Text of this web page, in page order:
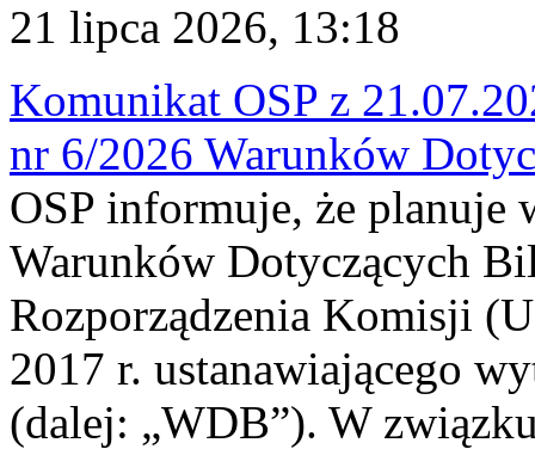
21 lipca 2026, 13:18
Komunikat OSP z
nr 6/2026 Warunków
OSP informuje, że planuje
Warunków Dotyczących
Rozporządzenia Komisji
2017 r. ustanawiającego
(dalej: „WDB”). W